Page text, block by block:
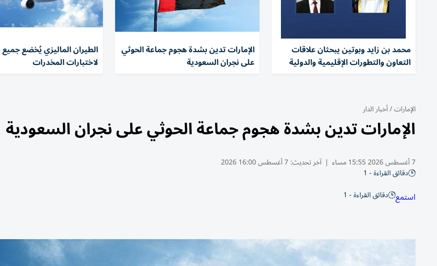
محمد بن زايد وبوتين يبحثان علاقات
التعاون والتطورات الإقليمية والدولية
الإمارات تدين بشدة هجوم جماعة الحوثي
على نجران السعودية
الطيران الماليزي يُخضع
لاختبارات المخدرات
الإمارات/أخبار الدار
الإمارات تدين بشدة هجوم جماعة الحوثي على نجران السعودية
7 أغسطس 2026 15:55 مساء | آخر تحديث:7 أغسطس 16:00 2026
دقائق القراءة - 1
استمع دقائق القراءة - 1